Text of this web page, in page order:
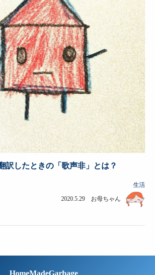
訳したときの「歌声非」とは？
生活
2020.5.29 お母ちゃん
HomeMadeGarbage